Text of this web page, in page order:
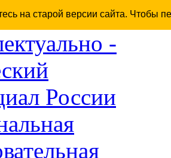
на старой версии сайта. Чтобы
-
России